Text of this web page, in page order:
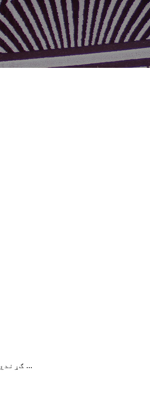
ګړندي توضیحات د اصلي ځای ځای: شیډونګ ، چین د برانډ نوم: لیه موډ ...